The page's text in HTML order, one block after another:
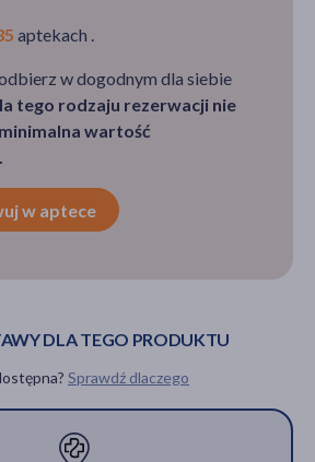
aptekach .
w dogodnym dla siebie
tego rodzaju rezerwacji nie
wartość
w aptece
DLA TEGO PRODUKTU
Sprawdź dlaczego